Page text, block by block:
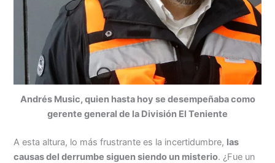
Andrés Music, quien hasta hoy se desempeñaba como
gerente general de la División El Teniente
A esta altura, lo más frustrante es la incertidumbre, las
causas del derrumbe siguen siendo un misterio. ¿Fue un